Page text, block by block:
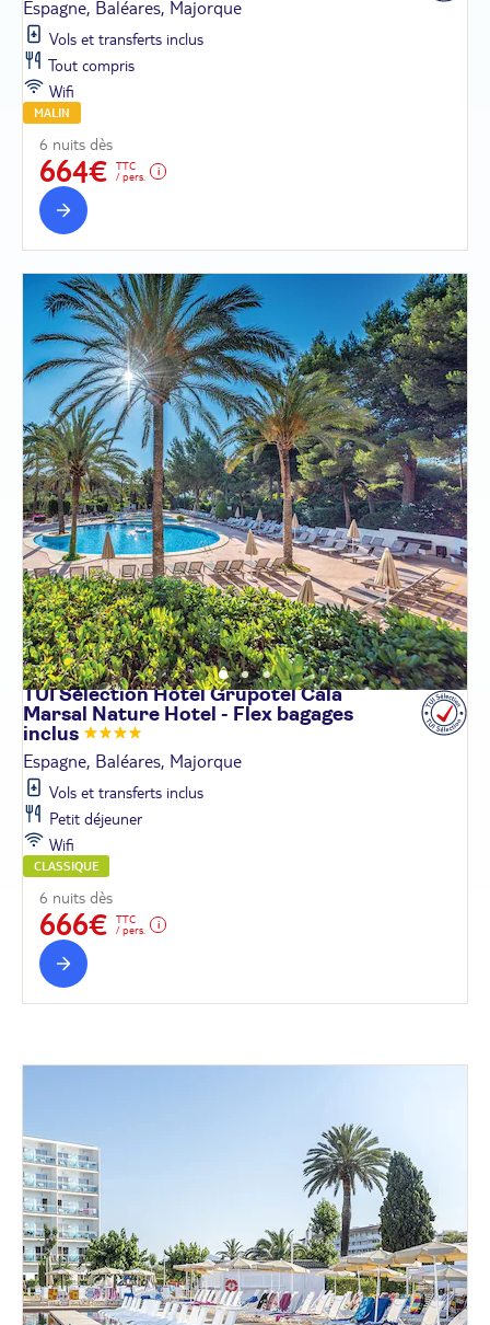
Espagne, Baléares, Majorque
Vols et transferts inclus
Tout compris
Wifi
MALIN
6 nuits dès
664€
TTC
/ pers.
TUI Sélection Hôtel Grupotel Cala
Marsal Nature Hotel - Flex bagages
inclus
Espagne, Baléares, Majorque
Vols et transferts inclus
Petit déjeuner
Wifi
CLASSIQUE
6 nuits dès
666€
TTC
/ pers.